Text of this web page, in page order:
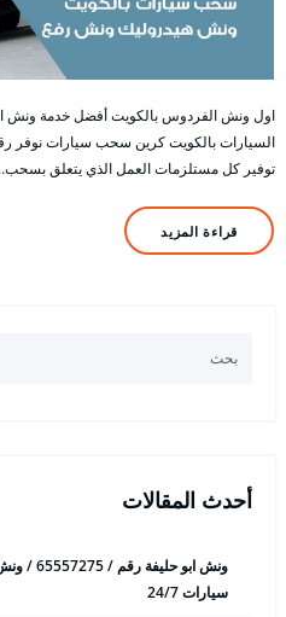
السيارات بالكويت كرين سحب سيارات نوفر
توفير كل مستلزمات العمل الذي يتعلق
قراءة المزيد
أحدث المقالات
ونش ابو
سيارات 24/7